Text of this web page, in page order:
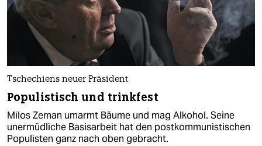
Tschechiens neuer Präsident
Populistisch und trinkfest
Milos Zeman umarmt Bäume und mag Alkohol. Seine
unermüdliche Basisarbeit hat den postkommunistischen
Populisten ganz nach oben gebracht.